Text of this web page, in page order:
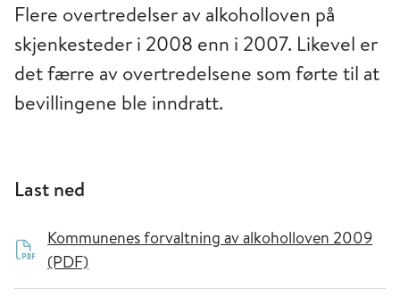
Flere overtredelser av alkoholloven på
skjenkesteder i 2008 enn i 2007. Likevel er
det færre av overtredelsene som førte til at
bevillingene ble inndratt.
Last ned
Kommunenes forvaltning av alkoholloven 2009
(PDF)